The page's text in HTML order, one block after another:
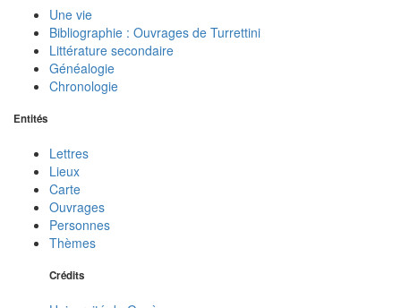
Une vie
Bibliographie : Ouvrages de Turrettini
Littérature secondaire
Généalogie
Chronologie
Entités
Lettres
Lieux
Carte
Ouvrages
Personnes
Thèmes
Crédits